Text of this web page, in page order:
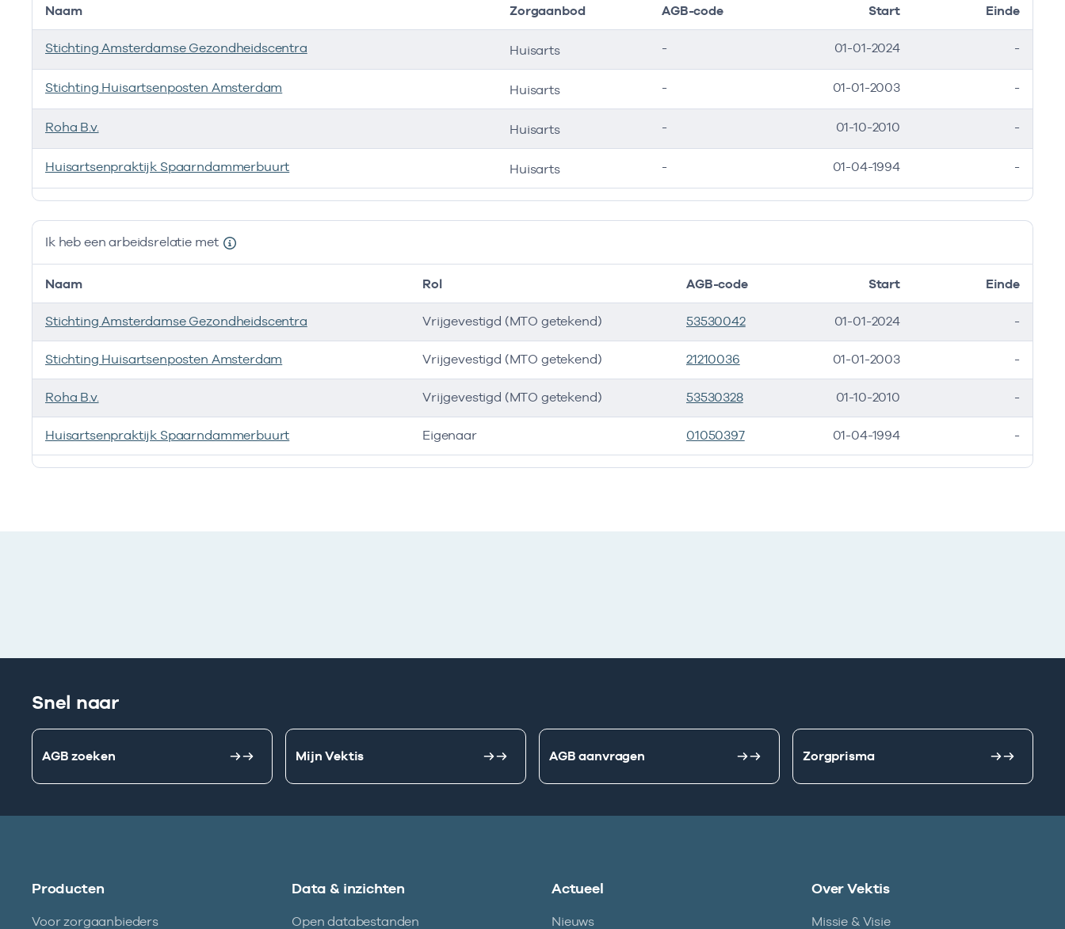
Ik ben werkzaam bij de volgende vestigingen
Naam Zorgaanbod AGB-code Start Einde
Stichting Amsterdamse Gezondheidscentra Huisarts - 01-01-2024 -
Stichting Huisartsenposten Amsterdam Huisarts - 01-01-2003 -
Roha B.v. Huisarts - 01-10-2010 -
Huisartsenpraktijk Spaarndammerbuurt Huisarts - 01-04-1994 -
Ik heb een arbeidsrelatie met
Ik heb een arbeidsrelatie met
Naam Rol AGB-code Start Einde
Stichting Amsterdamse Gezondheidscentra Vrijgevestigd (MTO getekend) 53530042 01-01-2024 -
Stichting Huisartsenposten Amsterdam Vrijgevestigd (MTO getekend) 21210036 01-01-2003 -
Roha B.v. Vrijgevestigd (MTO getekend) 53530328 01-10-2010 -
Huisartsenpraktijk Spaarndammerbuurt Eigenaar 01050397 01-04-1994 -
Snel naar
AGB zoeken Mijn Vektis AGB aanvragen Zorgprisma
Producten
Voor zorgaanbieders
Data & inzichten
Open databestanden
Actueel
Nieuws
Over Vektis
Missie & Visie